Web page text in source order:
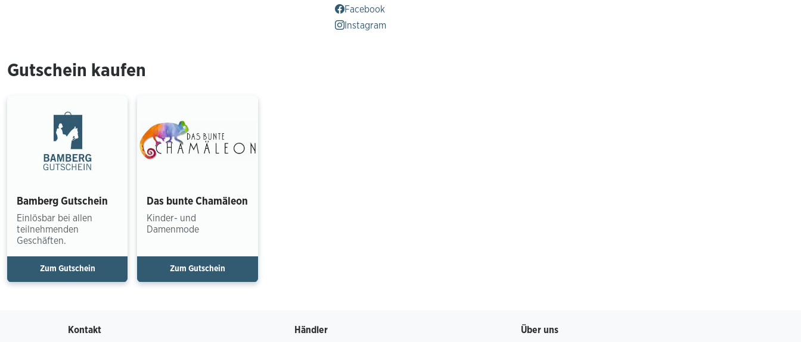
Facebook
Instagram
Gutschein kaufen
Bamberg Gutschein
Einlösbar bei allen
teilnehmenden
Geschäften.
Zum Gutschein
Das bunte Chamäleon
Kinder- und
Damenmode
Zum Gutschein
Kontakt Händler Über uns